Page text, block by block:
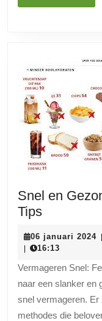
Snel en
TipsSnel
Gezond
Feiten
en
Tips
06 januari 202406|
| 16:13
Vermageren Snel:
naar een slanker en
snel vermageren. Er
methodes die